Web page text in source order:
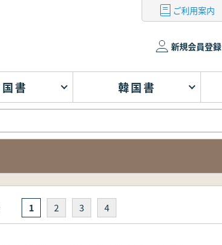
ご利用案内
新規会員登録
書 韓国書
1 2 3 4